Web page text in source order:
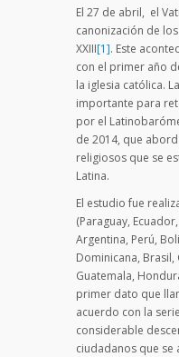
El 27 de abril, el
canonización de los
XXIII[1]. Este
con el primer año
la iglesia católica.
importante para
por el
de 2014, que
religiosos que se
Latina.
El estudio fue
(Paraguay,
Argentina, Perú,
Dominicana, Brasil,
Guatemala,
primer dato que
acuerdo con la
considerable
ciudadanos que